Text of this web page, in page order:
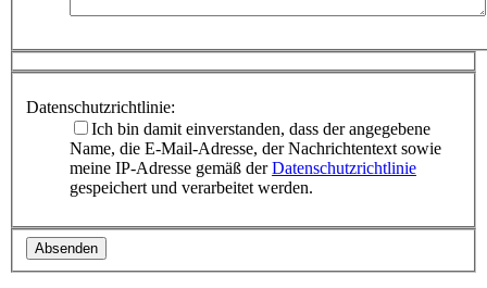
Datenschutzrichtlinie:
Ich bin damit einverstanden, dass der angegebene
Name, die E-Mail-Adresse, der Nachrichtentext sowie
meine IP-Adresse gemäß derDatenschutzrichtlinie
gespeichert und verarbeitet werden.